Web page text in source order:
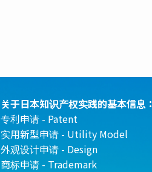
关于日本知识产权实践的基本信息：
专利申请 - Patent
实用新型申请 - Utility Model
外观设计申请 - Design
商标申请 - Trademark